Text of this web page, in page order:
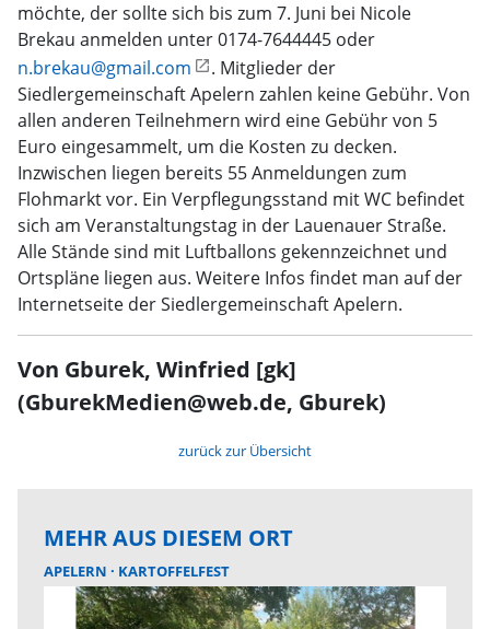
möchte, der sollte sich bis zum 7. Juni bei Nicole
Brekau anmelden unter 0174-7644445 oder
n.brekau@gmail.com
. Mitglieder der
Siedlergemeinschaft Apelern zahlen keine Gebühr. Von
allen anderen Teilnehmern wird eine Gebühr von 5
Euro eingesammelt, um die Kosten zu decken.
Inzwischen liegen bereits 55 Anmeldungen zum
Flohmarkt vor. Ein Verpflegungsstand mit WC befindet
sich am Veranstaltungstag in der Lauenauer Straße.
Alle Stände sind mit Luftballons gekennzeichnet und
Ortspläne liegen aus. Weitere Infos findet man auf der
Internetseite der Siedlergemeinschaft Apelern.
Von Gburek, Winfried [gk]
(GburekMedien@web.de, Gburek)
zurück zur Übersicht
MEHR AUS DIESEM ORT
APELERN KARTOFFELFEST